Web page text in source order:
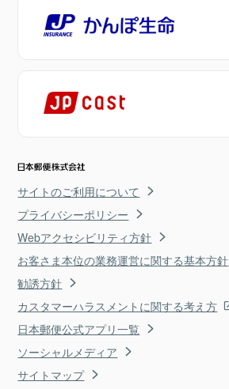
サイトのご利用について
プライバシーポリシー
Webアクセシビリティ方針
お客さま本位の業務運営に関する基本方針
勧誘方針
カスタマーハラスメントに関する考え方
日本郵便公式アプリ一覧
ソーシャルメディア
サイトマップ